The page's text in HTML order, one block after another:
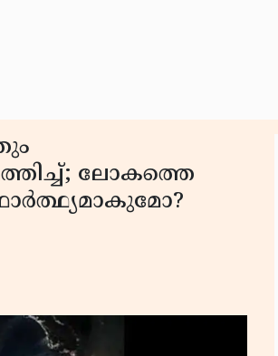
ലോകത്തെ